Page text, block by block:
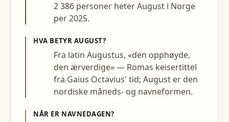
2 386 personer heter August i Norge
per 2025.
HVA BETYR AUGUST?
Fra latin Augustus, «den opphøyde,
den ærverdige» — Romas keisertittel
fra Gaius Octavius' tid; August er den
nordiske måneds- og navneformen.
NÅR ER NAVNEDAGEN?